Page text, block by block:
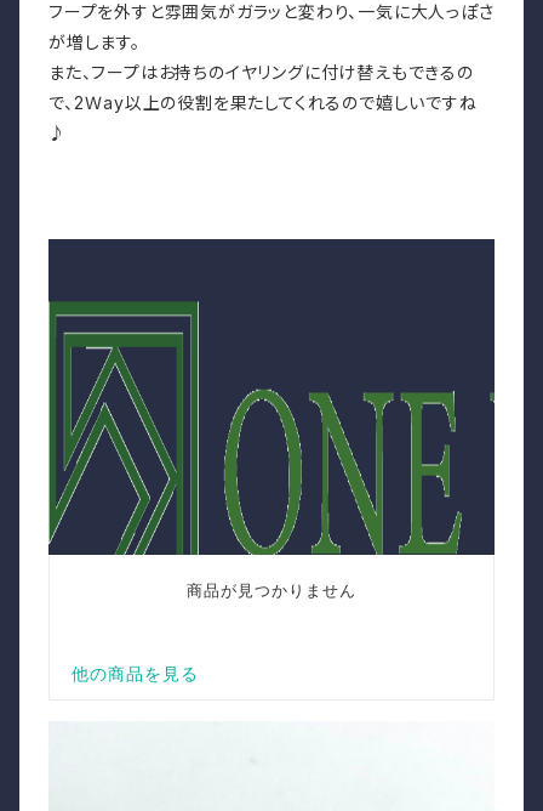
フープを外すと雰囲気がガラッと変わり、一気に大人っぽさ
が増します。
また、フープはお持ちのイヤリングに付け替えもできるの
で、2Ｗay以上の役割を果たしてくれるので嬉しいですね
♪